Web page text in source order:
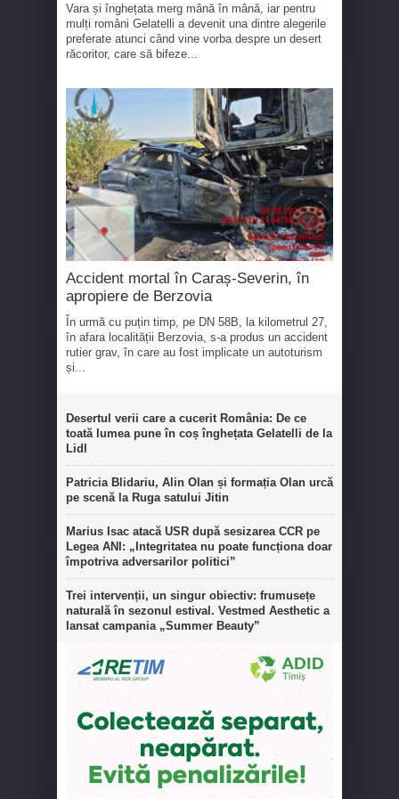
Vara și înghețata merg mână în mână, iar pentru
mulți români Gelatelli a devenit una dintre alegerile
preferate atunci când vine vorba despre un desert
răcoritor, care să bifeze...
Accident mortal în Caraș-Severin, în
apropiere de Berzovia
În urmă cu puțin timp, pe DN 58B, la kilometrul 27,
în afara localității Berzovia, s-a produs un accident
rutier grav, în care au fost implicate un autoturism
și...
Desertul verii care a cucerit România: De ce
toată lumea pune în coș înghețata Gelatelli de la
Lidl
Patricia Blidariu, Alin Olan și formația Olan urcă
pe scenă la Ruga satului Jitin
Marius Isac atacă USR după sesizarea CCR pe
Legea ANI: „Integritatea nu poate funcționa doar
împotriva adversarilor politici”
Trei intervenții, un singur obiectiv: frumusețe
naturală în sezonul estival. Vestmed Aesthetic a
lansat campania „Summer Beauty”